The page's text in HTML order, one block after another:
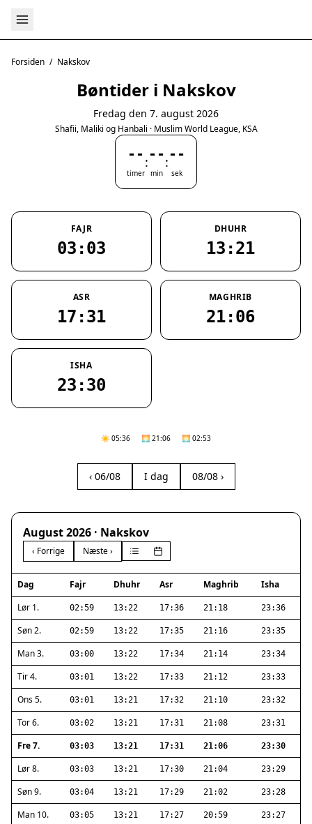
Forsiden / Nakskov
Bøntider i Nakskov
Fredag den 7. august 2026
Shafii, Maliki og Hanbali · Muslim World League, KSA
--
timer
:--
min
:--
sek
FAJR
03:03
DHUHR
13:21
ASR
17:31
MAGHRIB
21:06
ISHA
23:30
☀️ 05:36 🌅 21:06 🌅 02:53
‹ 06/08 I dag 08/08 ›
August 2026 · Nakskov
‹ Forrige Næste ›
Dag Fajr Dhuhr Asr Maghrib
Isha
Lør 1.
02:59 13:22 17:36 21:18 23:36
Søn 2. 02:59 13:22 17:35 21:16 23:35
Man 3. 03:00 13:22 17:34 21:14 23:34
Tir 4. 03:01 13:22 17:33 21:12 23:33
Ons 5. 03:01 13:21 17:32 21:10 23:32
Tor 6. 03:02 13:21 17:31 21:08 23:31
Fre 7. 03:03 13:21 17:31 21:06 23:30
Lør 8. 03:03 13:21 17:30 21:04 23:29
Søn 9. 03:04 13:21 17:29 21:02 23:28
Man 10. 03:05 13:21 17:27 20:59 23:27